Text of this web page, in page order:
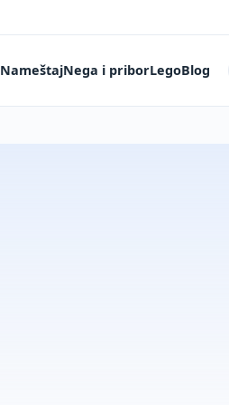
NameštajNega i priborLegoBlog